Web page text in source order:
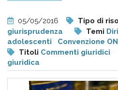
l'infanzia
e
05/05/2016 Tipo di
giurisprudenza
Temi
adolescenti
Convenzione
Titoli Commenti giuridici
giuridica